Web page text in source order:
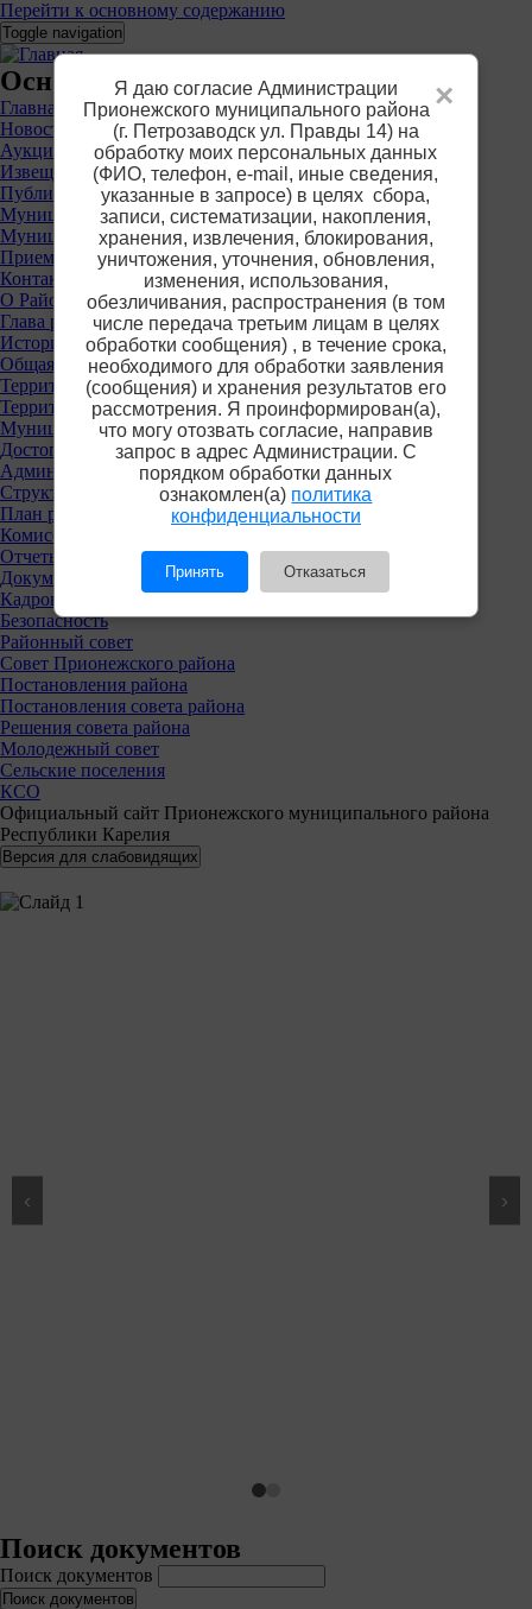
Перейти к основному содержанию
Toggle navigation
×
Я даю согласие Администрации
Прионежского муниципального района
(г. Петрозаводск ул. Правды 14) на
обработку моих персональных данных
(ФИО, телефон, е-mail, иные сведения,
указанные в запросе) в целях сбора,
записи, систематизации, накопления,
хранения, извлечения, блокирования,
уничтожения, уточнения, обновления,
изменения, использования,
обезличивания, распространения (в том
числе передача третьим лицам в целях
обработки сообщения) , в течение срока,
необходимого для обработки заявления
(сообщения) и хранения результатов его
рассмотрения. Я проинформирован(а),
что могу отозвать согласие, направив
запрос в адрес Администрации. С
порядком обработки данных
ознакомлен(а) политика
конфиденциальности
Принять Отказаться
Основное меню
Главная
Новости
Аукционы
Извещения о предоставлении участков
Публичные слушания
Муниципальные услуги
Муниципальный контроль
Приемная
Контакты
О Районе
Глава района
История
Общая информация
Территориальные органы власти
Территориальная избирательная комиссия
Муниципальные учреждения
Достопримечательности
Администрация района
Структура
План работы
Комиссии
Отчеты
Документы
Кадровая политика
Безопасность
Районный совет
Совет Прионежского района
Постановления района
Постановления совета района
Решения совета района
Молодежный совет
Сельские поселения
КСО
Официальный сайт Прионежского муниципального района
Республики Карелия
‹ ›
Поиск документов
Поиск документов